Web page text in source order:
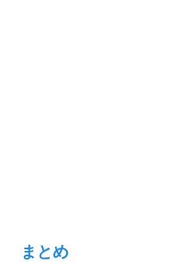
まとめ